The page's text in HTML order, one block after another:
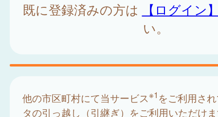
既に登録済みの方は
【ログイン
い。
他の市区町村にて当サービス※1 をご利用さ
タの引っ越し（引継ぎ）をご利用いただけ